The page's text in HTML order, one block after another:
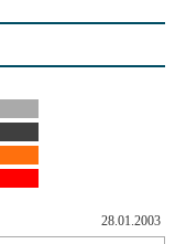
28.01.2003